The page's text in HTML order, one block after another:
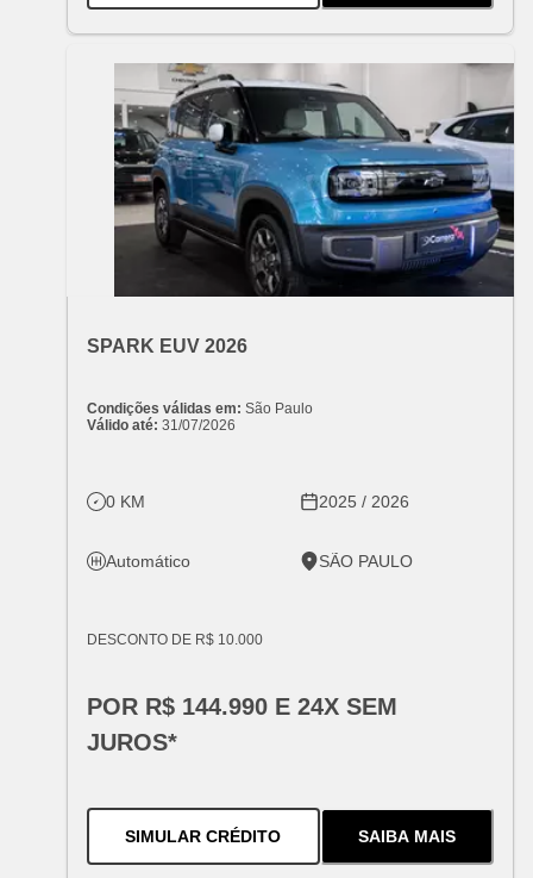
VARIANT: CHEVROLET
SPARK EUV 2026
Condições válidas em: São Paulo
Válido até: 31/07/2026
0 KM 2025 / 2026
Automático SÃO PAULO
DESCONTO DE R$ 10.000
POR R$ 144.990 E 24X SEM
JUROS*
SIMULAR CRÉDITOPARA O SPARK EUV 2026
SAIBA MAIS
SOBRE